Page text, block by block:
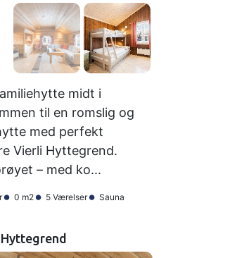
midt i
til en romslig og
med perfekt
Vierli Hyttegrend.
– med ko...
0 m2 5 Værelser Sauna